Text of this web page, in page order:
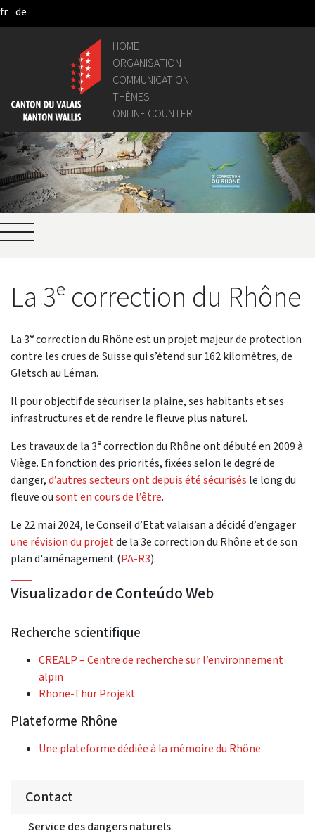
Pular para o Conteúdo principal
fr de
HOME
ORGANISATION
COMMUNICATION
THÈMES
ONLINE COUNTER
La 3ᵉ correction du Rhône
La 3ᵉ correction du Rhône est un projet majeur de protection
contre les crues de Suisse qui s’étend sur 162 kilomètres, de
Gletsch au Léman.
Il pour objectif de sécuriser la plaine, ses habitants et ses
infrastructures et de rendre le fleuve plus naturel.
Les travaux de la 3ᵉ correction du Rhône ont débuté en 2009 à
Viège. En fonction des priorités, fixées selon le degré de
danger,d’autres secteurs ont depuis été sécurisés le long du
fleuve ousont en cours de l’être.
Le 22 mai 2024, le Conseil d’Etat valaisan a décidé d’engager
une révision du projetde la 3e correction du Rhône et de son
plan d'aménagement (PA-R3).
Visualizador de Conteúdo Web
Recherche scientifique
CREALP – Centre de recherche sur l’environnement
alpin
Rhone-Thur Projekt
Plateforme Rhône
Une plateforme dédiée à la mémoire du Rhône
Contact
Service des dangers naturels